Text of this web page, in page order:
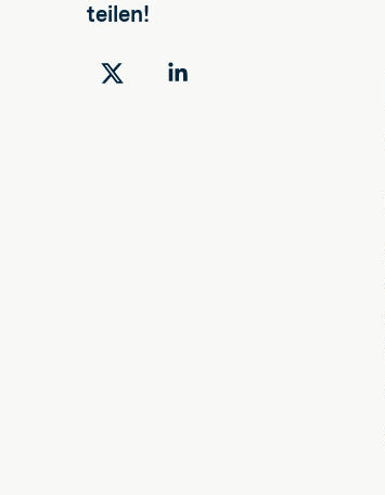
teilen!
Auf
Auf